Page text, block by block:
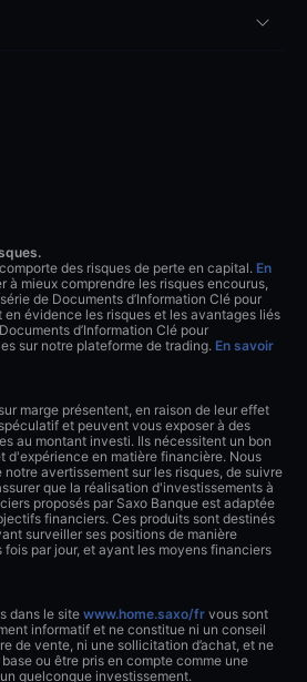
des risques de perte en capital. En
à mieux comprendre les risques encourus,
de Documents d’Information Clé pour
en évidence les risques et les avantages liés
d’Information Clé pour
sur notre plateforme de trading. En savoir
marge présentent, en raison de leur effet
et peuvent vous exposer à des
au montant investi. Ils nécessitent un bon
d'expérience en matière financière. Nous
avertissement sur les risques, de suivre
que la réalisation d'investissements à
proposés par Saxo Banque est adaptée
financiers. Ces produits sont destinés
surveiller ses positions de manière
par jour, et ayant les moyens financiers
dans le site www.home.saxo/fr vous sont
informatif et ne constitue ni un conseil
de vente, ni une sollicitation d’achat, et ne
ou être pris en compte comme une
quelconque investissement.